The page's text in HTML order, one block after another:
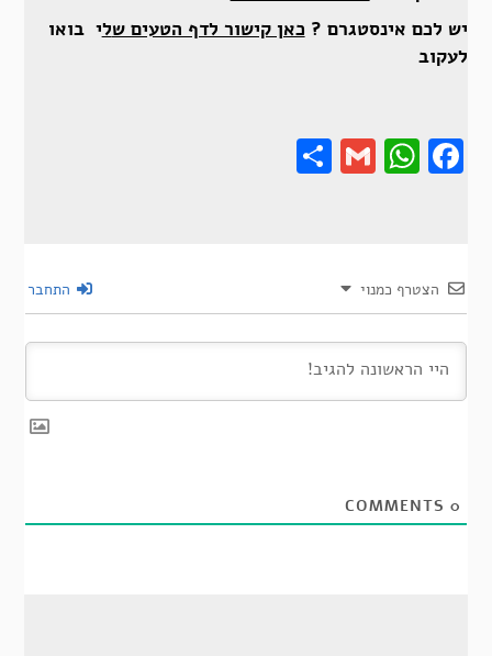
יש לכם אינסטגרם ? כאן קישור לדף הטעים שלי בואו
לעקוב
Gmail
Share
הצטרף כמנוי התחבר
0